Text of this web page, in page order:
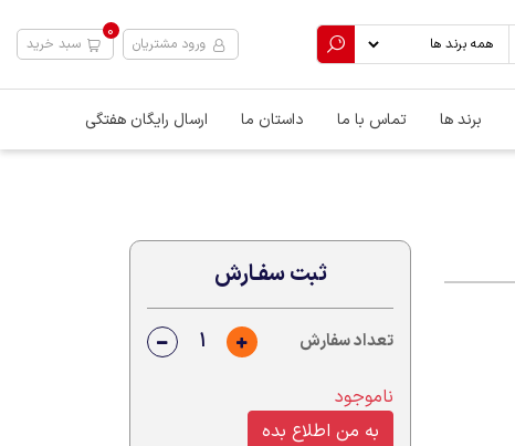
ورود مشتریان
0
سبد خرید
برند ها تماس با ما داستان ما ارسال رایگان هفتگی
ثبت سفـارش
تعداد سفارش
ناموجود
به من اطلاع بده